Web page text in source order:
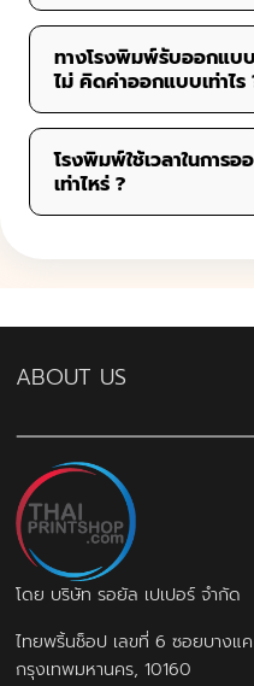
ทางโรงพิมพ์รับออกแบ
ไม่ คิดค่าออกแบบเท่าไร
โรงพิมพ์ใช้เวลาในกา
เท่าไหร่ ?
ABOUT US
โดย บริษัท รอยัล เปเปอร์ จำกัด
ไทยพริ้นช็อป เลขที่ 6 ซอยบางแ
กรุงเทพมหานคร, 10160